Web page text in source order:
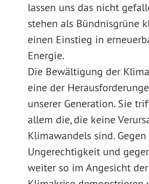
lassen uns das nicht
stehen als Bündnisgrüne
einen Einstieg in
Energie.
Die Bewältigung der
eine der
unserer Generation. Sie
allem die, die keine
Klimawandels sind. Gegen
Ungerechtigkeit und
weiter so im Angesicht der